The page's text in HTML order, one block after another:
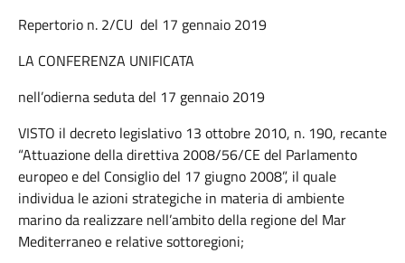
Repertorio n. 2/CU del 17 gennaio 2019
LA CONFERENZA UNIFICATA
nell’odierna seduta del 17 gennaio 2019
VISTO il decreto legislativo 13 ottobre 2010, n. 190, recante
“Attuazione della direttiva 2008/56/CE del Parlamento
europeo e del Consiglio del 17 giugno 2008”, il quale
individua le azioni strategiche in materia di ambiente
marino da realizzare nell’ambito della regione del Mar
Mediterraneo e relative sottoregioni;